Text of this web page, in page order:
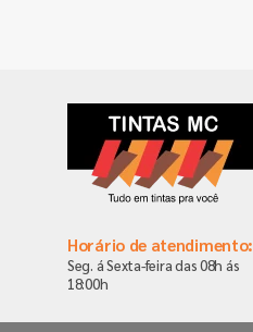
Horário de atendimento:
Seg. á Sexta-feira das 08h ás
18:00h